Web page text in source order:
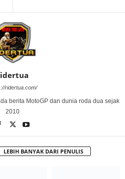
ridertua.com/
berita MotoGP dan dunia roda dua sejak
2010
LEBIH BANYAK DARI PENULIS